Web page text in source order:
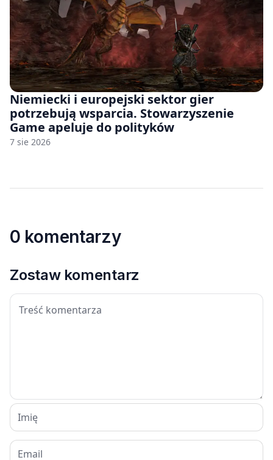
Niemiecki i europejski sektor gier
potrzebują wsparcia. Stowarzyszenie
Game apeluje do polityków
7 sie 2026
0 komentarzy
Zostaw komentarz